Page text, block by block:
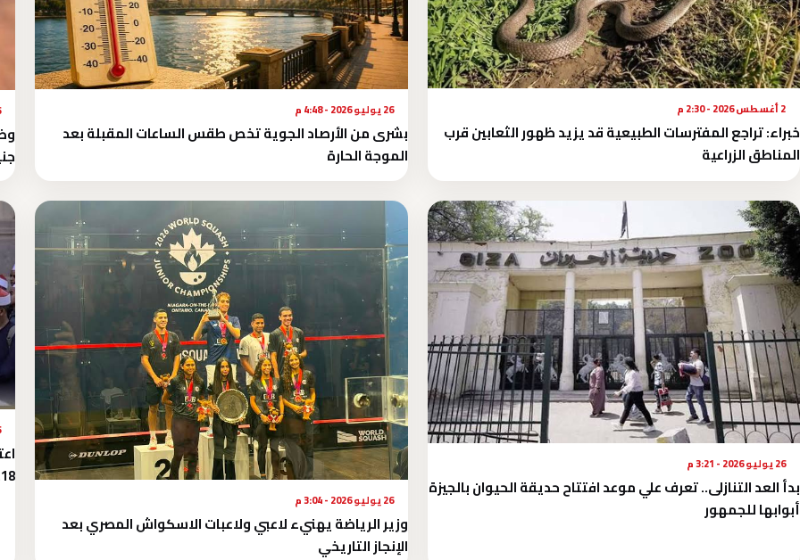
2 أغسطس 2026 - 2:30 م
خبراء: تراجع المفترسات الطبيعية قد يزيد ظهور الثعابين قرب
المناطق الزراعية
26 يوليو 2026 - 4:48 م
بشرى من الأرصاد الجوية تخص طقس الساعات المقبلة بعد
الموجة الحارة
26 يوليو 2026 - 3:21 م
بدأ العد التنازلى.. تعرف علي موعد افتتاح حديقة الحيوان بالجيزة
أبوابها للجمهور
26 يوليو 2026 - 3:04 م
وزير الرياضة يهنيء لاعبي ولاعبات الاسكواش المصري بعد
الإنجاز التاريخي